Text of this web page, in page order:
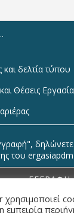
και δελτία τύπου
Θέσεις
του
εμπειρία